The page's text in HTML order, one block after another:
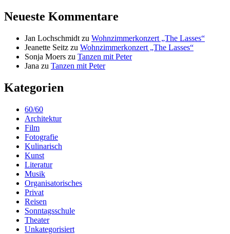
Neueste Kommentare
Jan Lochschmidt zu Wohnzimmerkonzert „The Lasses“
Jeanette Seitz zu Wohnzimmerkonzert „The Lasses“
Sonja Moers zu Tanzen mit Peter
Jana zu Tanzen mit Peter
Kategorien
60/60
Architektur
Film
Fotografie
Kulinarisch
Kunst
Literatur
Musik
Organisatorisches
Privat
Reisen
Sonntagsschule
Theater
Unkategorisiert